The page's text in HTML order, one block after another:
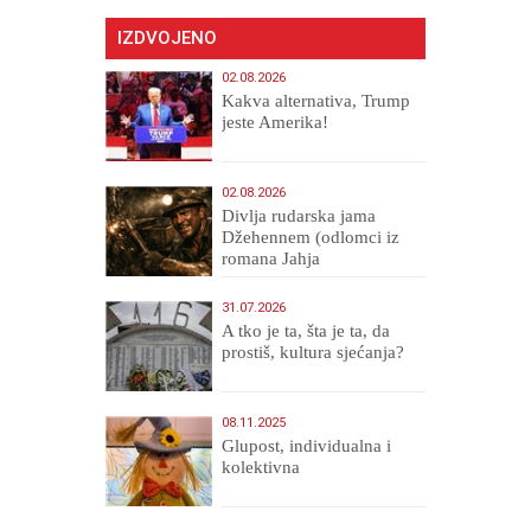
IZDVOJENO
02.08.2026
Kakva alternativa, Trump
jeste Amerika!
02.08.2026
Divlja rudarska jama
Džehennem (odlomci iz
romana Jahja
31.07.2026
A tko je ta, šta je ta, da
prostiš, kultura sjećanja?
08.11.2025
Glupost, individualna i
kolektivna